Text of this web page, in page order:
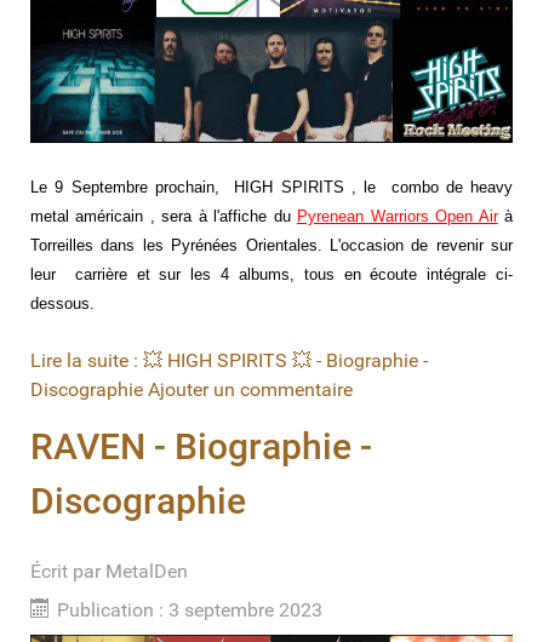
Le 9 Septembre prochain, HIGH SPIRITS , le combo de heavy
metal américain , sera à l'affiche du Pyrenean Warriors Open Airà
Torreilles dans les Pyrénées Orientales. L'occasion de revenir sur
leur carrière et sur les 4 albums, tous en écoute intégrale ci-
dessous.
Lire la suite : 💥 HIGH SPIRITS 💥 - Biographie -
Discographie Ajouter un commentaire
RAVEN - Biographie -
Discographie
Écrit par MetalDen
Publication : 3 septembre 2023